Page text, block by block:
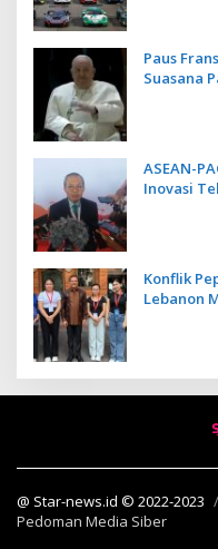
Paus
Suasana
ASEAN-
Inovasi
Konflik
Lebanon
@ Star-news.id © 2022-2023
Pedoman Media Siber